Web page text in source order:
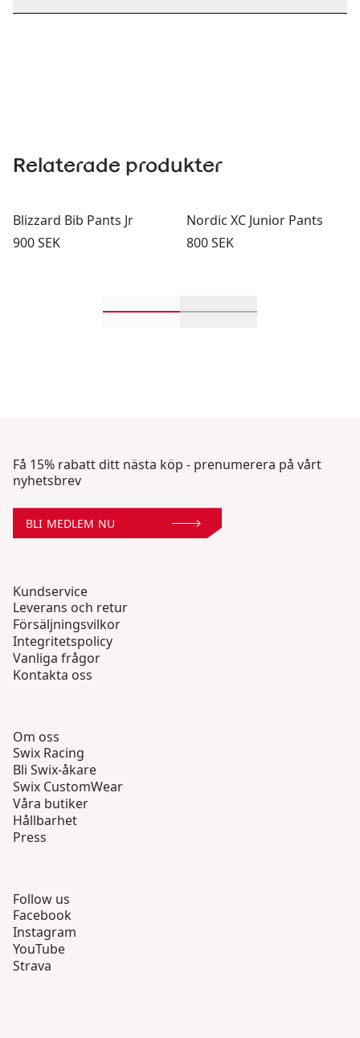
Relaterade produkter
Blizzard Bib Pants Jr
Pris:
900 SEK
Nordic XC Junior Pants
Pris:
800 SEK
Få 15% rabatt ditt nästa köp - prenumerera på vårt
nyhetsbrev
BLI MEDLEM NU
Kundservice
Leverans och retur
Försäljningsvilkor
Integritetspolicy
Vanliga frågor
Kontakta oss
Om oss
Swix Racing
Bli Swix-åkare
Swix CustomWear
Våra butiker
Hållbarhet
Press
Follow us
Facebook
Instagram
YouTube
Strava